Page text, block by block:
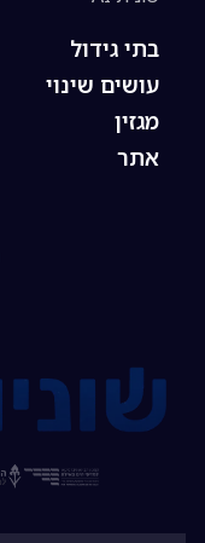
בתי גידול
עושים שינוי
מגזין
אתר